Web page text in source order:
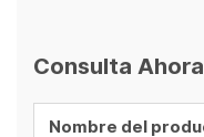
Consulta Ahora